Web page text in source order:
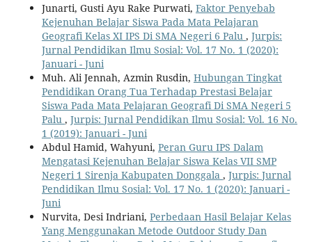
Junarti, Gusti Ayu Rake Purwati, Faktor Penyebab
Kejenuhan Belajar Siswa Pada Mata Pelajaran
Geografi Kelas XI IPS Di SMA Negeri 6 Palu , Jurpis:
Jurnal Pendidikan Ilmu Sosial: Vol. 17 No. 1 (2020):
Januari - Juni
Muh. Ali Jennah, Azmin Rusdin, Hubungan Tingkat
Pendidikan Orang Tua Terhadap Prestasi Belajar
Siswa Pada Mata Pelajaran Geografi Di SMA Negeri 5
Palu , Jurpis: Jurnal Pendidikan Ilmu Sosial: Vol. 16 No.
1 (2019): Januari - Juni
Abdul Hamid, Wahyuni, Peran Guru IPS Dalam
Mengatasi Kejenuhan Belajar Siswa Kelas VII SMP
Negeri 1 Sirenja Kabupaten Donggala , Jurpis: Jurnal
Pendidikan Ilmu Sosial: Vol. 17 No. 1 (2020): Januari -
Juni
Nurvita, Desi Indriani, Perbedaan Hasil Belajar Kelas
Yang Menggunakan Metode Outdoor Study Dan